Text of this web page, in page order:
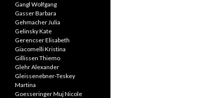
Gangl Wolfgang
Gasser Barbara
Gehmacher Julia
Gelinsky Kate
Gerencser Elisabeth
Giacomelli Kristina
Gillissen Thiemo
Glehr Alexander
Gleissenebner-Teskey
Martina
Goesseringer Muj Nicole